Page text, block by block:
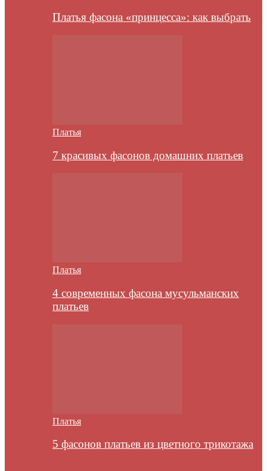
Платья фасона «принцесса»: как выбрать
Платья
7 красивых фасонов домашних платьев
Платья
4 современных фасона мусульманских
платьев
Платья
5 фасонов платьев из цветного трикотажа